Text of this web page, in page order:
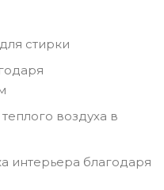
стирки
воздуха в
интерьера благодаря